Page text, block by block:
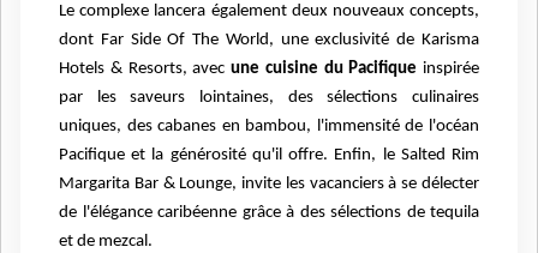
Le complexe lancera également deux nouveaux concepts,
dont Far Side Of The World, une exclusivité de Karisma
Hotels & Resorts, avec une cuisine du Pacifique inspirée
par les saveurs lointaines, des sélections culinaires
uniques, des cabanes en bambou, l'immensité de l'océan
Pacifique et la générosité qu'il offre. Enfin, le Salted Rim
Margarita Bar & Lounge, invite les vacanciers à se délecter
de l'élégance caribéenne grâce à des sélections de tequila
et de mezcal.